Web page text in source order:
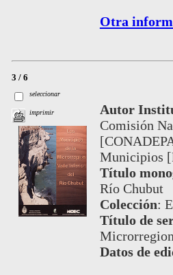
Otra
3 / 6
seleccionar
imprimir Autor
Comisión
Municipios
Título
Río Chubut
Colección:
Título de
Datos de